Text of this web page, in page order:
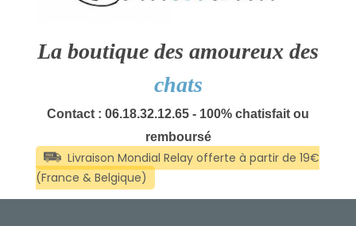
La boutique des amoureux des
chats
Contact : 06.18.32.12.65 - 100% chatisfait ou
remboursé